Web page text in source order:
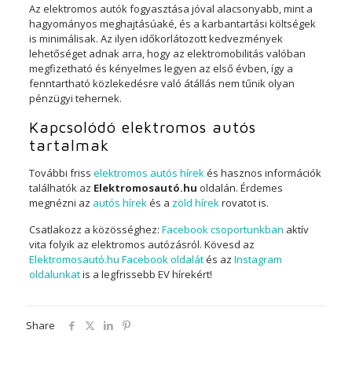
Az elektromos autók fogyasztása jóval alacsonyabb, mint a
hagyományos meghajtásúaké, és a karbantartási költségek
is minimálisak. Az ilyen időkorlátozott kedvezmények
lehetőséget adnak arra, hogy az elektromobilitás valóban
megfizetható és kényelmes legyen az első évben, így a
fenntartható közlekedésre való átállás nem tűnik olyan
pénzügyi tehernek.
Kapcsolódó elektromos autós
tartalmak
További friss elektromos autós hírekés hasznos információk
találhatók az Elektromosautó.hu oldalán. Érdemes
megnézni az autós hírekés a zöld hírekrovatot is.
Csatlakozz a közösséghez: Facebook csoportunkban aktív
vita folyik az elektromos autózásról. Kövesd az
Elektromosautó.hu Facebook oldalátés az Instagram
oldalunkatis a legfrissebb EV hírekért!
Share